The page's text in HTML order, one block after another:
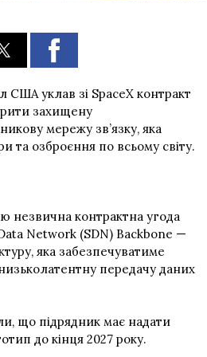
США уклав зі SpaceX контракт
захищену
мережу зв’язку, яка
та озброєння по всьому світу.
незвична контрактна угода
Network (SDN) Backbone —
яка забезпечуватиме
передачу даних
що підрядник має надати
до кінця 2027 року.